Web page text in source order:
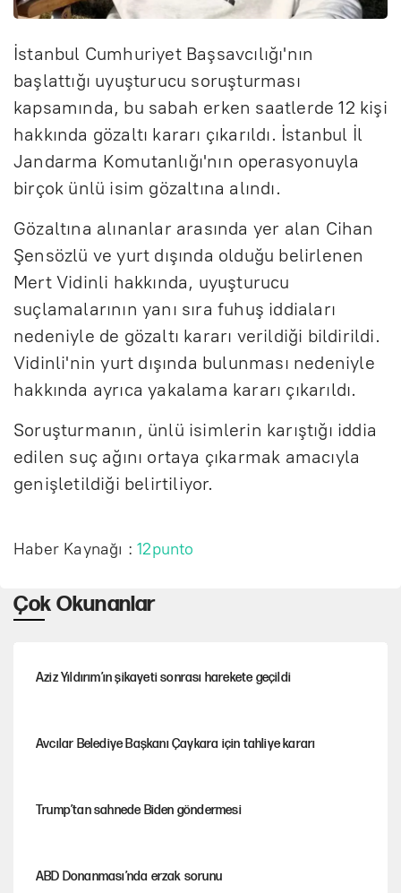
İstanbul Cumhuriyet Başsavcılığı'nın
başlattığı uyuşturucu soruşturması
kapsamında, bu sabah erken saatlerde 12 kişi
hakkında gözaltı kararı çıkarıldı. İstanbul İl
Jandarma Komutanlığı'nın operasyonuyla
birçok ünlü isim gözaltına alındı.
Gözaltına alınanlar arasında yer alan Cihan
Şensözlü ve yurt dışında olduğu belirlenen
Mert Vidinli hakkında, uyuşturucu
suçlamalarının yanı sıra fuhuş iddiaları
nedeniyle de gözaltı kararı verildiği bildirildi.
Vidinli'nin yurt dışında bulunması nedeniyle
hakkında ayrıca yakalama kararı çıkarıldı.
Soruşturmanın, ünlü isimlerin karıştığı iddia
edilen suç ağını ortaya çıkarmak amacıyla
genişletildiği belirtiliyor.
Haber Kaynağı :12punto
Çok Okunanlar
Aziz Yıldırım’ın şikayeti sonrası harekete geçildi
Avcılar Belediye Başkanı Çaykara için tahliye kararı
Trump’tan sahnede Biden göndermesi
ABD Donanması’nda erzak sorunu